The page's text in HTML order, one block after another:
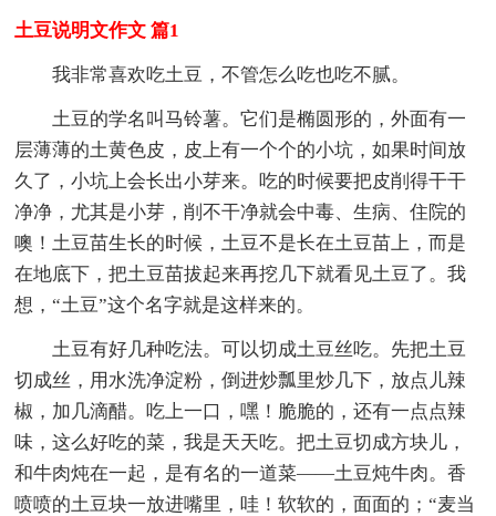
土豆说明文作文 篇1
我非常喜欢吃土豆，不管怎么吃也吃不腻。
土豆的学名叫马铃薯。它们是椭圆形的，外面有一
层薄薄的土黄色皮，皮上有一个个的小坑，如果时间放
久了，小坑上会长出小芽来。吃的时候要把皮削得干干
净净，尤其是小芽，削不干净就会中毒、生病、住院的
噢！土豆苗生长的时候，土豆不是长在土豆苗上，而是
在地底下，把土豆苗拔起来再挖几下就看见土豆了。我
想，“土豆”这个名字就是这样来的。
土豆有好几种吃法。可以切成土豆丝吃。先把土豆
切成丝，用水洗净淀粉，倒进炒瓢里炒几下，放点儿辣
椒，加几滴醋。吃上一口，嘿！脆脆的，还有一点点辣
味，这么好吃的菜，我是天天吃。把土豆切成方块儿，
和牛肉炖在一起，是有名的一道菜――土豆炖牛肉。香
喷喷的土豆块一放进嘴里，哇！软软的，面面的；“麦当